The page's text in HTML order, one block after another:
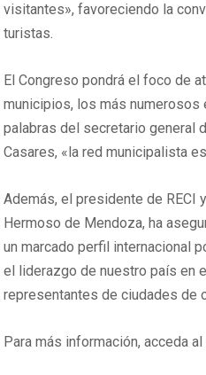
visitantes», favoreciendo la
turistas.
El Congreso pondrá el foco de
municipios, los más numerosos
palabras del secretario general
Casares, «la red municipalista
Además, el presidente de RECI
Hermoso de Mendoza, ha
un marcado perfil internacional
el liderazgo de nuestro país en
representantes de ciudades de
Para más información, acceda